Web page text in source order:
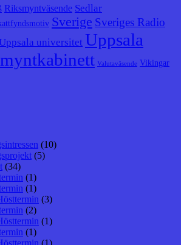
Riksmyntväsende Sedlar
Sverige Sveriges Radio
Uppsala universitet Uppsala
Valutaväsende Vikingar
(10)
(5)
(34)
(1)
(1)
(3)
(2)
(1)
(1)